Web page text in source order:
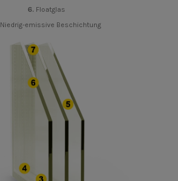
6. Floatglas
Niedrig-emissive Beschichtung